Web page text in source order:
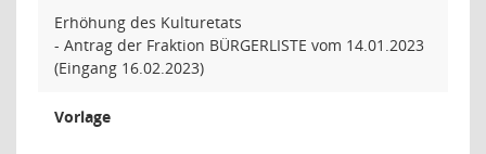
Erhöhung des Kulturetats
- Antrag der Fraktion BÜRGERLISTE vom 14.01.2023
(Eingang 16.02.2023)
Vorlage